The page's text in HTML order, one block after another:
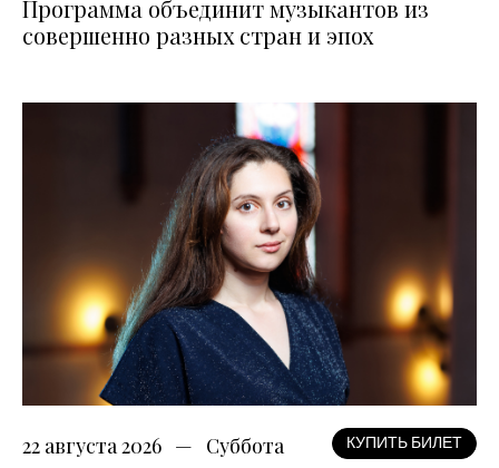
Программа объединит музыкантов из
совершенно разных стран и эпох
22 августа 2026 Суббота КУПИТЬ БИЛЕТ